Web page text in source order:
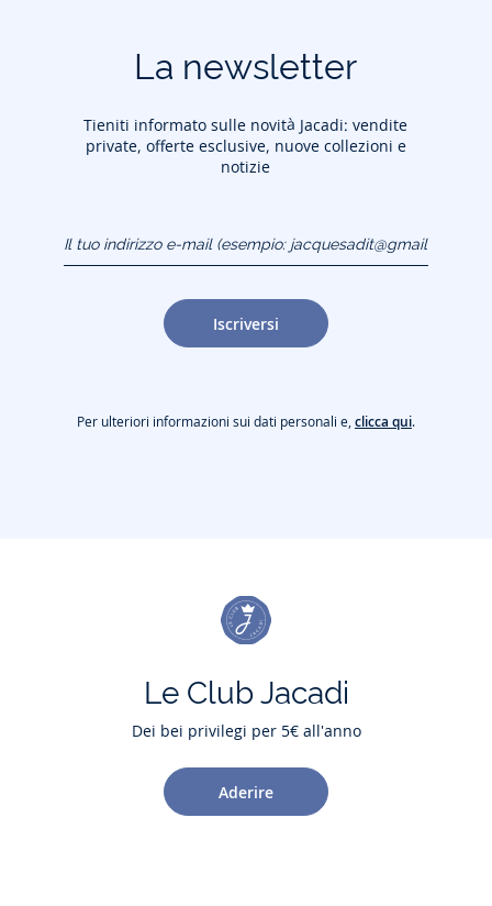
La newsletter
Tieniti informato sulle novità Jacadi: vendite
private, offerte esclusive, nuove collezioni e
notizie
(esempio:
jacquesadit@gmail.com)
Iscriversi
Per ulteriori informazioni sui dati personali e,clicca qui.
Le Club Jacadi
Dei bei privilegi per 5€ all'anno
Aderire